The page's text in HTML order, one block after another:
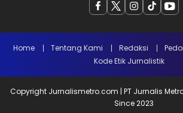
Home Tentang Kami Redaksi
Kode Etik Jurnalistik
Copyright Jurnalismetro.com | PT Jurnalis
Since 2023